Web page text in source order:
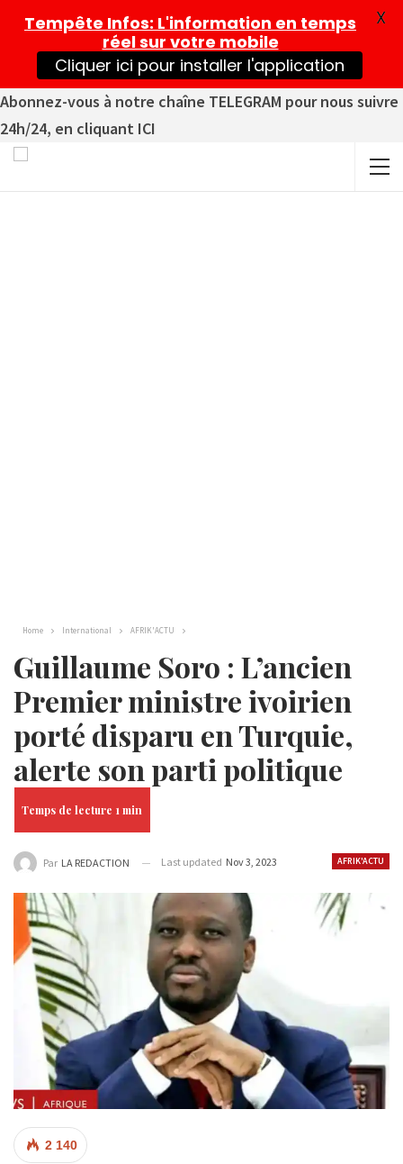
Abonnez-vous à notre chaîne TELEGRAM pour nous suivre
24h/24, en cliquant ICI
Home International AFRIK'ACTU
Guillaume Soro : L’ancien
Premier ministre ivoirien
porté disparu en Turquie,
alerte son parti politique
AFRIK'ACTU
Par LA REDACTION Last updated Nov 3, 2023
2 140
Tempête Infos: L'information en temps
réel sur votre mobile
Cliquer ici pour installer l'application
X